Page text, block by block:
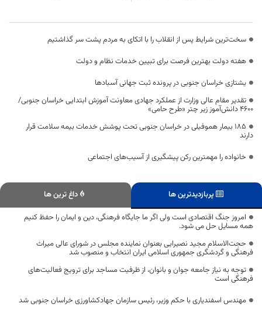
سخت‌ترین شرایط پس از انقلاب را با اتکای به مردم پشت سر گذاشتیم
هفته دولت بهترین فرصت برای تبیین خدمات نظام و دولت
یشتازی خراسان جنوبی در پرونده ثبت جهانی آسبادها
تقدیر مقام عالی وزارت از عملکرد جهادی معاونت آموزش ابتدایی خراسان جنوبی/
۴۶۰۰ دانش‌آموز زیر چتر «طرح حامی»
۱۸۵ بیمار هموفیلی در خراسان جنوبی تحت پوشش خدمات بیمه سلامت قرار
دارند
خانواده را مهمترین رکن پیشگیری از آسیب‌های اجتماعی
پربازدیدترین ها
داغ ترین ها
امروز جنگ اقتصادی است ولی اگر ما جایگاه فرهنگی، دین و ایمان را حفظ کنیم
همه مسایل حل می شود.
حجت‌الاسلام مجید نصیرایی بعنوان نماینده مجلس در شورای عالی میراث
فرهنگی و گردشگری جمهوری اسلامی ایران انتخاب و منصوب شد
توجه به نیاز جامعه جوان و بانوان، از ظرفیت مساجد برای ترویج فعالیت‌های
فرهنگی است
مهندس اسفندیاری با حکم وزیر، رئیس سازمان جهادکشاورزی خراسان جنوبی شد